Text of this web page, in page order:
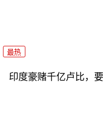
最热
印度豪赌千亿卢比，要